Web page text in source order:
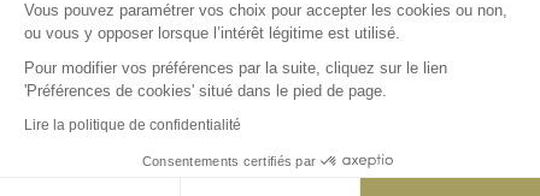
existant). Au-delà des 10 premières minutes, le tarif est de
3.5EUR à 9.5EUR TTC la minute supplémentaire selon le
voyant.
Rejoignez la communauté Astro.fr
Vous pouvez paramétrer vos choix pour accepter les cookies ou non,
ou vous y opposer lorsque l’intérêt légitime est utilisé.
Pour modifier vos préférences par la suite, cliquez sur le lien
'Préférences de cookies' situé dans le pied de page.
Lire la politique de confidentialité
Consentements certifiés par